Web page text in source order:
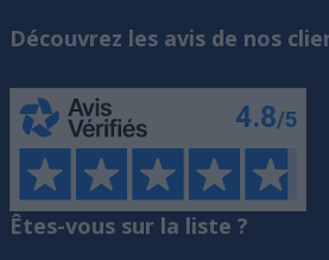
Découvrez les avis de nos
Êtes-vous sur la liste ?